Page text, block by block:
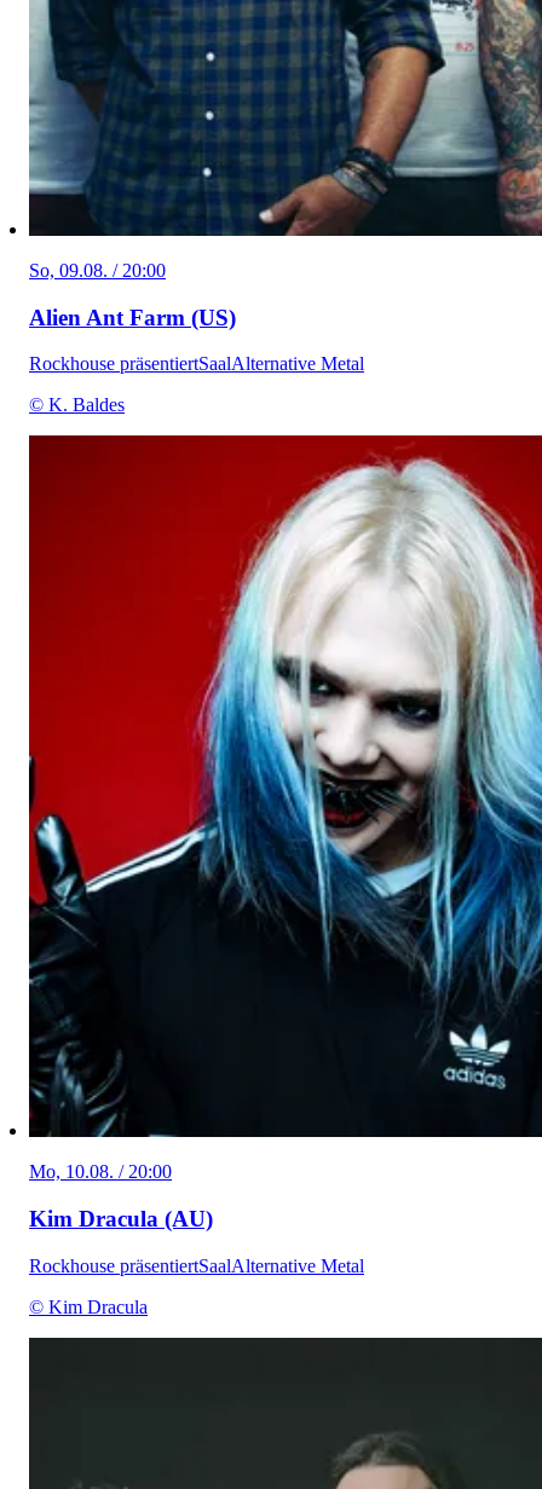
So, 09.08. / 20:00
Alien Ant Farm (US)
Rockhouse präsentiertSaalAlternative Metal
© K. Baldes
Mo, 10.08. / 20:00
Kim Dracula (AU)
Rockhouse präsentiertSaalAlternative Metal
© Kim Dracula